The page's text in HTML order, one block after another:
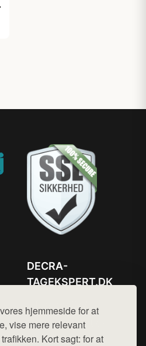
hjemmeside for at
vise mere relevant
Kort sagt: for at
DECRA-
TAGEKSPERT.DK
Mail: hej@want.dk